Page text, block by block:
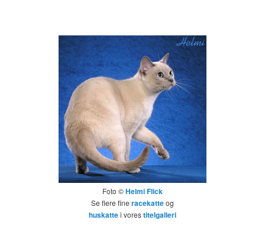
Foto ©Helmi Flick
Se flere fine racekatteog
huskattei vorestitelgalleri